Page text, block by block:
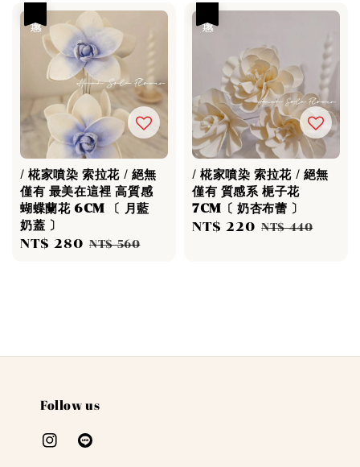
/ 椛家噴染 索拉花 / 絕無
僅有 最美在這裡 高質感
蝴蝶蘭花 6CM 〔 月藍
奶蓋 〕
Sale
NT$ 280 Regular
NT$ 560
/ 椛家噴染 索拉花 / 絕無
僅有 質感系 梔子花
7CM〔 奶杏布蕾 〕
Sale
NT$ 220 Regular
NT$ 440
Follow us